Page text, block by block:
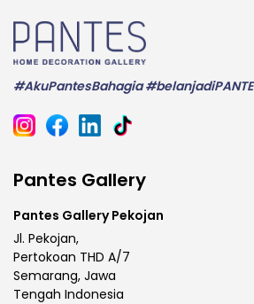
#AkuPantesBahagia
Pantes Gallery
Pantes Gallery Pekojan
Jl. Pekojan,
Pertokoan THD A/7
Semarang, Jawa
Tengah Indonesia